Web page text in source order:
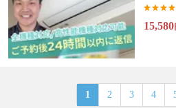
15,580
1 2 3 4